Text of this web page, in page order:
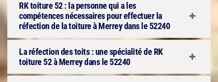
RK toiture 52 : la personne qui a les
compétences nécessaires pour effectuer la
réfection de la toiture à Merrey dans le 52240
La réfection des toits : une spécialité de RK
toiture 52 à Merrey dans le 52240